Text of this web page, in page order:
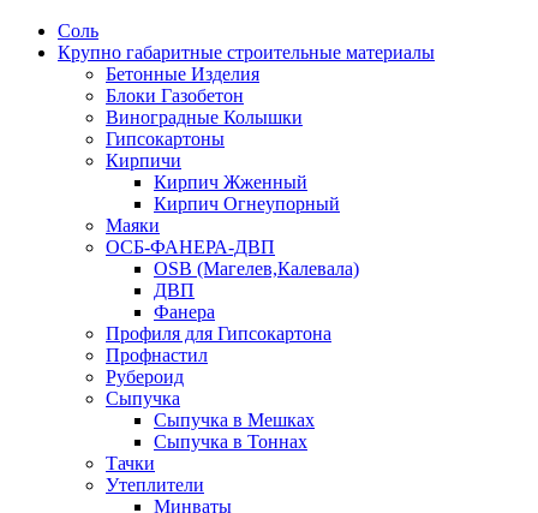
Соль
Крупно габаритные строительные материалы
Бетонные Изделия
Блоки Газобетон
Виноградные Колышки
Гипсокартоны
Кирпичи
Кирпич Жженный
Кирпич Огнеупорный
Маяки
ОСБ-ФАНЕРА-ДВП
OSB (Магелев,Калевала)
ДВП
Фанера
Профиля для Гипсокартона
Профнастил
Рубероид
Сыпучка
Сыпучка в Мешках
Сыпучка в Тоннах
Тачки
Утеплители
Минваты